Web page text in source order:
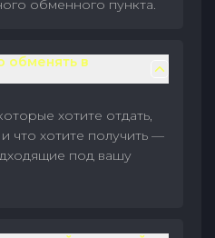
обменного пункта.
обменять в
хотите отдать,
что хотите получить —
под вашу